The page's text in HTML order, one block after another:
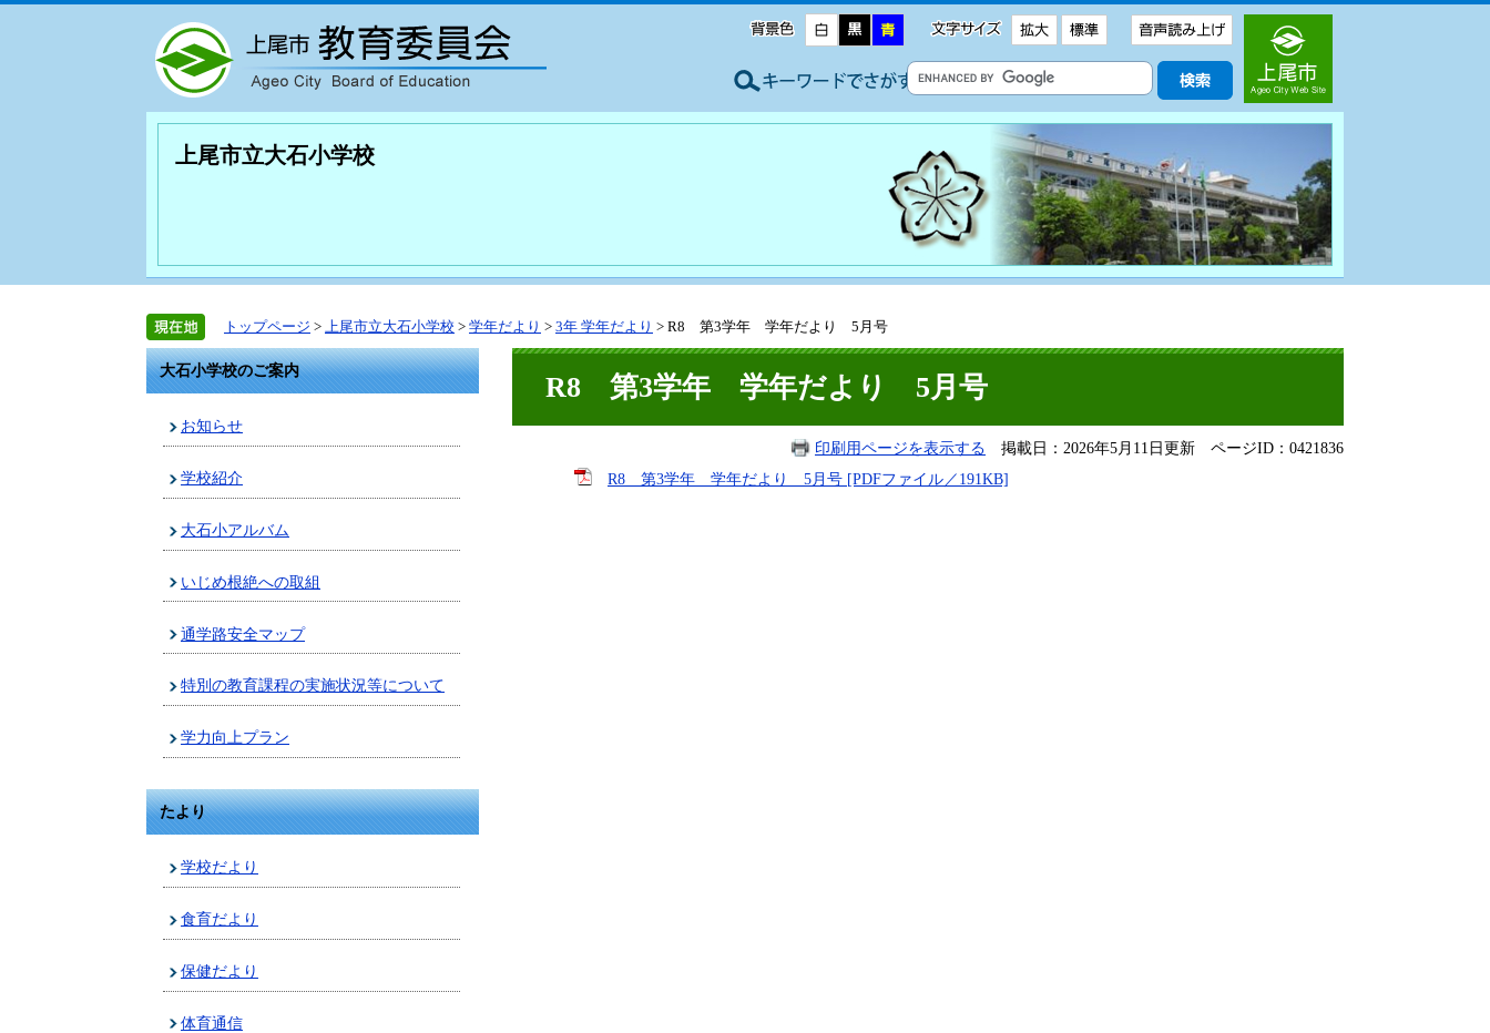
上尾市立大石小学校
トップページ > 上尾市立大石小学校 > 学年だより > 3年 学年だより > R8 第3学年 学年だより 5月号
大石小学校のご案内
お知らせ
学校紹介
大石小アルバム
いじめ根絶への取組
通学路安全マップ
特別の教育課程の実施状況等について
学力向上プラン
たより
学校だより
食育だより
保健だより
体育通信
R8 第3学年 学年だより 5月号
印刷用ページを表示する 掲載日：2026年5月11日更新 ページID：0421836
R8 第3学年 学年だより 5月号 [PDFファイル／191KB]